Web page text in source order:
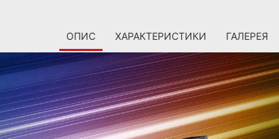
ОПИС ХАРАКТЕРИСТИКИ ГАЛЕРЕЯ